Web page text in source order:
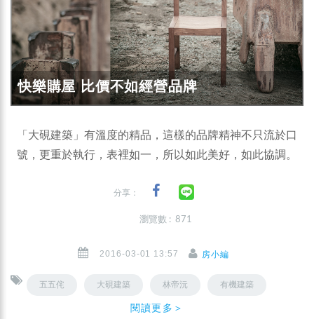
快樂購屋 比價不如經營品牌
「大硯建築」有溫度的精品，這樣的品牌精神不只流於口
號，更重於執行，表裡如一，所以如此美好，如此協調。
分享：
瀏覽數 : 871
2016-03-01 13:57 房小編
五五侘 大硯建築 林帝沅 有機建築
閱讀更多＞